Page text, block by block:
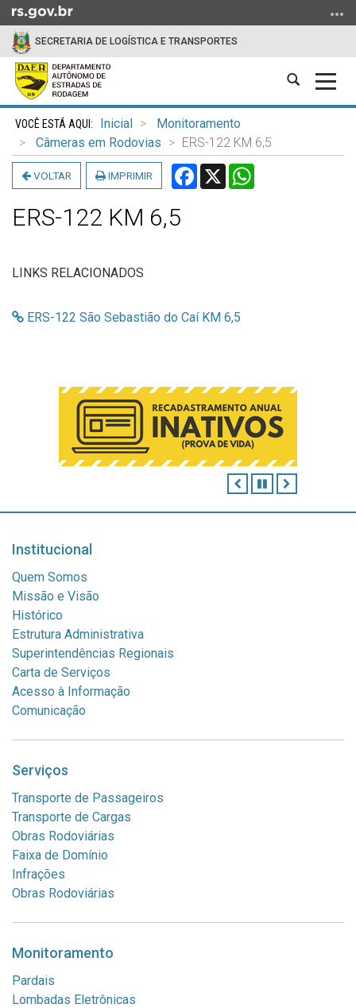
para
conteúdo
para
menu
para
busca
SECRETARIA DE LOGÍSTICA E TRANSPORTES
Abrir
Início
conteúdo
Inicial
Monitoramento
Câmeras em Rodovias
ERS-122 KM 6,5
VOLTAR IMPRIMIR Facebook
X
ERS-122 KM 6,5
LINKS RELACIONADOS
ERS-122 São Sebastião do Caí KM 6,5
ANTERIOR
PAUSAR
Institucional
Quem Somos
Missão e Visão
Histórico
Estrutura Administrativa
Superintendências Regionais
Carta de Serviços
Acesso à Informação
Comunicação
Serviços
Transporte de Passageiros
Transporte de Cargas
Obras Rodoviárias
Faixa de Domínio
Infrações
Obras Rodoviárias
Monitoramento
Pardais
Lombadas Eletrônicas